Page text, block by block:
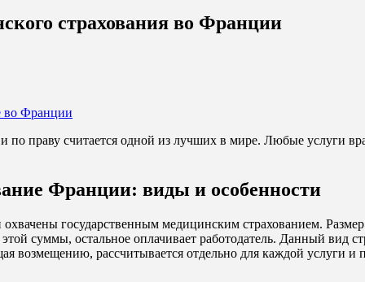
страхования во Франции
по праву считается одной из лучших в мире. Любые услуги
Франции: виды и особенности
государственным медицинским страхованием.
этой суммы, остальное оплачивает работодатель. Данный
возмещению, рассчитывается отдельно для каждой